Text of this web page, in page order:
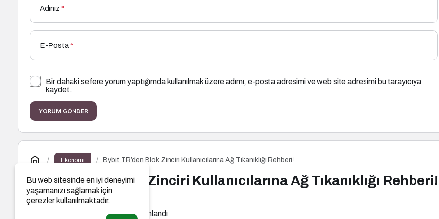
Adınız *
E-Posta*
Bir dahaki sefere yorum yaptığımda kullanılmak üzere adımı, e-posta adresimi ve web site adresimi bu tarayıcıya
kaydet.
YORUM GÖNDER
Ekonomi Bybit TR’den Blok Zinciri Kullanıcılarına Ağ Tıkanıklığı Rehberi!
Bybit TR’den Blok Zinciri Kullanıcılarına Ağ Tıkanıklığı Rehberi!
tarafından yayınlandı
Bu web sitesinde en iyi deneyimi
yaşamanızı sağlamak için
çerezler kullanılmaktadır.